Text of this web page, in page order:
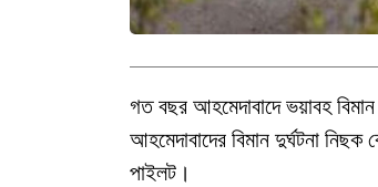
গত বছর আহমেদাবাদে ভয়াবহ
আহমেদাবাদের বিমান দুর্ঘটনা
পাইলট।